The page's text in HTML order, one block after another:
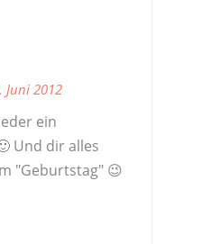
Juni 2012
ein
Und dir alles
"Geburtstag" 😉